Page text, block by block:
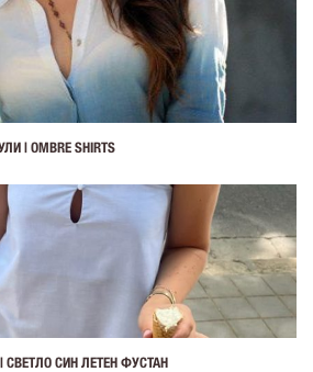
| OMBRE SHIRTS
| СВЕТЛО СИН ЛЕТЕН ФУСТАН